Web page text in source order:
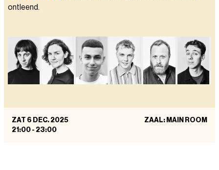
ontleend.
ZAT 6 DEC. 2025
21:00 - 23:00
ZAAL: MAIN ROOM